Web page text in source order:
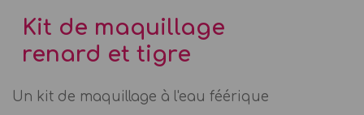
Kit de maquillage
renard et tigre
Un kit de maquillage à l'eau féérique